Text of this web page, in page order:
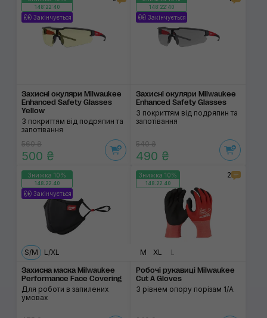
148:22:40
Закінчується
Захисні окуляри Milwaukee
Enhanced Safety Glasses
Yellow
З покриттям від подряпин та
запотівання
560 ₴
500 ₴
148:22:40
Закінчується
Захисні окуляри Milwaukee
Enhanced Safety Glasses
З покриттям від подряпин та
запотівання
540 ₴
490 ₴
Знижка 10%
148:22:40
Закінчується
S/M L/XL
Захисна маска Milwaukee
Performance Face Covering
Для роботи в запилених
умовах
Знижка 10%
148:22:40
2
M XL L
Робочі рукавиці Milwaukee
Cut A Gloves
З рівнем опору порізам 1/A